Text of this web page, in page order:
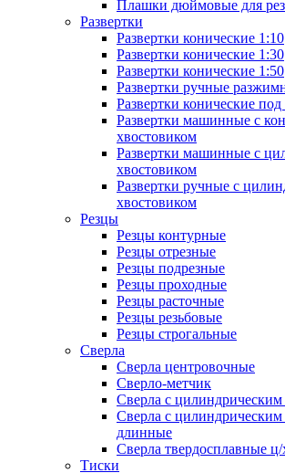
Плашки дюймовые для
Развертки
Развертки конические 1:10
Развертки конические 1:30
Развертки конические 1:50
Развертки ручные
Развертки конические
Развертки машинные с
хвостовиком
Развертки машинные с
хвостовиком
Развертки ручные с
хвостовиком
Резцы
Резцы контурные
Резцы отрезные
Резцы подрезные
Резцы проходные
Резцы расточные
Резцы резьбовые
Резцы строгальные
Сверла
Сверла центровочные
Сверло-метчик
Сверла с цилиндрическим
Сверла с цилиндрическим
длинные
Сверла твердосплавные
Тиски